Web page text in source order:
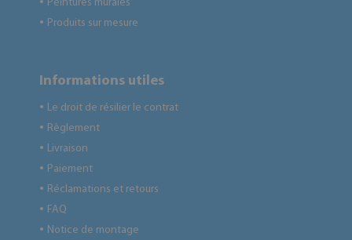
● Peintures murales
● Produits sur mesure
Informations utiles
● Le droit de résilier le contrat
● Règlement
● Livraison
● Paiement
● Réclamations et retours
● FAQ
● Notice de montage